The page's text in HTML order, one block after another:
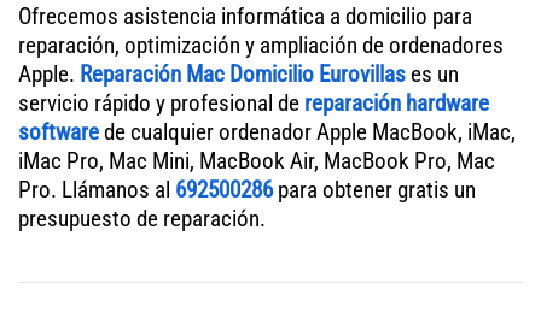
Ofrecemos asistencia informática a domicilio para
reparación, optimización y ampliación de ordenadores
Apple. Reparación Mac Domicilio Eurovillas es un
servicio rápido y profesional de reparación hardware
softwarede cualquier ordenador Apple MacBook, iMac,
iMac Pro, Mac Mini, MacBook Air, MacBook Pro, Mac
Pro. Llámanos al 692500286para obtener gratis un
presupuesto de reparación.